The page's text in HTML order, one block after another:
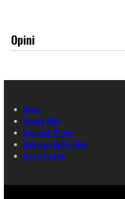
Opini
Home
Pasang Iklan
Kebijakan Privasi
Pedoman Media Siber
Media Partner